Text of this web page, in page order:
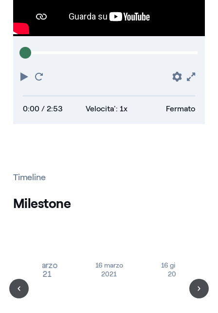
Riproduci
0:00/ 2:53 Velocita': 1x Fermato
Timeline
Milestone
3 marzo
2021
16 marzo
2021
16 giugno
2021